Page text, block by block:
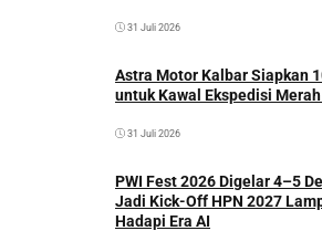
31 Juli 2026
Astra Motor Kalbar Siapkan
untuk Kawal Ekspedisi
31 Juli 2026
PWI Fest 2026 Digelar 4–5
Jadi Kick-Off HPN 2027
Hadapi Era AI